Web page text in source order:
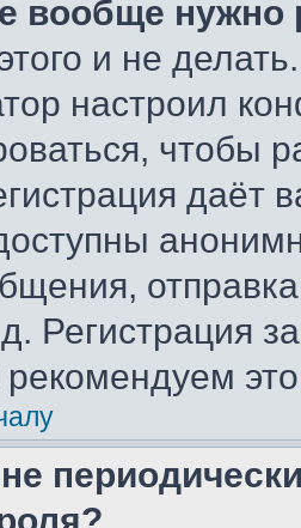
вообще нужно
и не
настроил
чтобы
даёт
д. Регистрация